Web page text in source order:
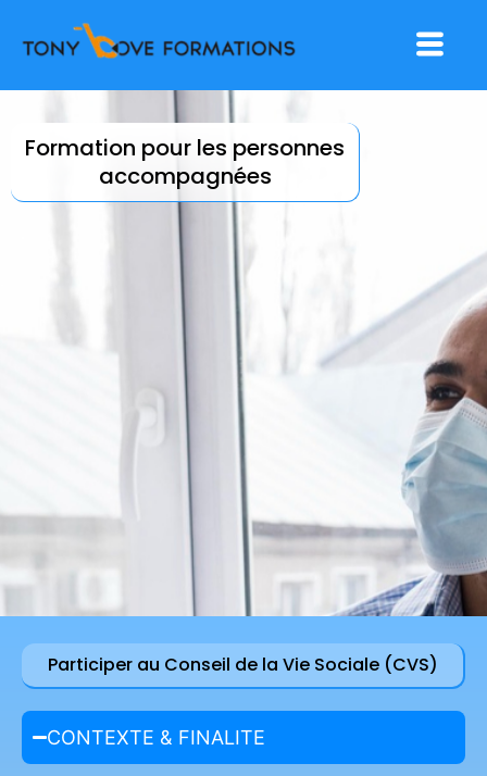
Menu
Formation pour les personnes
accompagnées
Participer au Conseil de la Vie Sociale (CVS)
CONTEXTE & FINALITE